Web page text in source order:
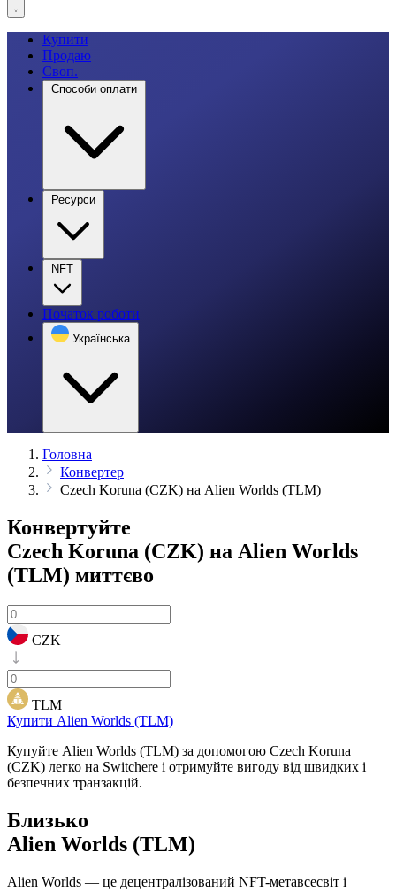
Купити
Продаю
Своп.
Способи оплати
Ресурси
NFT
Початок роботи
Українська
Головна
Конвертер
Czech Koruna (CZK) на Alien Worlds (TLM)
Конвертуйте
Czech Koruna (CZK) на Alien Worlds
(TLM) миттєво
CZK
TLM
Купити Alien Worlds (TLM)
Купуйте Alien Worlds (TLM) за допомогою Czech Koruna
(CZK) легко на Switchere і отримуйте вигоду від швидких і
безпечних транзакцій.
Близько
Alien Worlds (TLM)
Alien Worlds — це децентралізований NFT-метавсесвіт і